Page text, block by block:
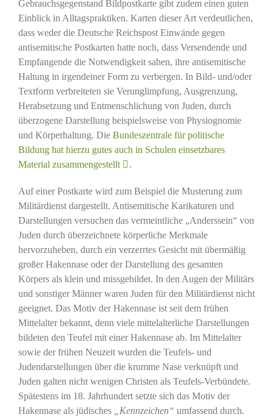
Gebrauchsgegenstand Bildpostkarte gibt zudem einen guten
Einblick in Alltagspraktiken. Karten dieser Art verdeutlichen,
dass weder die Deutsche Reichspost Einwände gegen
antisemitische Postkarten hatte noch, dass Versendende und
Empfangende die Notwendigkeit sahen, ihre antisemitische
Haltung in irgendeiner Form zu verbergen. In Bild- und/oder
Textform verbreiteten sie Verunglimpfung, Ausgrenzung,
Herabsetzung und Entmenschlichung von Juden, durch
überzogene Darstellung beispielsweise von Physiognomie
und Körperhaltung. Die Bundeszentrale für politische
Bildung hat hierzu gutes auch in Schulen einsetzbares
Material zusammengestellt
.
Auf einer Postkarte wird zum Beispiel die Musterung zum
Militärdienst dargestellt. Antisemitische Karikaturen und
Darstellungen versuchen das vermeintliche „Anderssein“ von
Juden durch überzeichnete körperliche Merkmale
hervorzuheben, durch ein verzerrtes Gesicht mit übermäßig
großer Hakennase oder der Darstellung des gesamten
Körpers als klein und missgebildet. In den Augen der Militärs
und sonstiger Männer waren Juden für den Militärdienst nicht
geeignet. Das Motiv der Hakennase ist seit dem frühen
Mittelalter bekannt, denn viele mittelalterliche Darstellungen
bildeten den Teufel mit einer Hakennase ab. Im Mittelalter
sowie der frühen Neuzeit wurden die Teufels- und
Judendarstellungen über die krumme Nase verknüpft und
Juden galten nicht wenigen Christen als Teufels-Verbündete.
Spätestens im 18. Jahrhundert setzte sich das Motiv der
Hakennase als jüdisches „Kennzeichen“ umfassend durch.